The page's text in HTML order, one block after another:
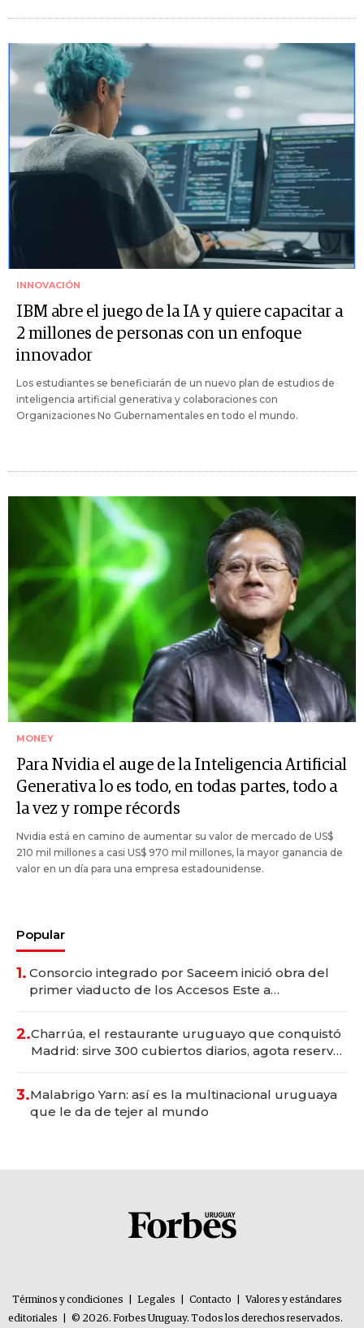
INNOVACIÓN
IBM abre el juego de la IA y quiere capacitar a
2 millones de personas con un enfoque
innovador
Los estudiantes se beneficiarán de un nuevo plan de estudios de
inteligencia artificial generativa y colaboraciones con
Organizaciones No Gubernamentales en todo el mundo.
MONEY
Para Nvidia el auge de la Inteligencia Artificial
Generativa lo es todo, en todas partes, todo a
la vez y rompe récords
Nvidia está en camino de aumentar su valor de mercado de US$
210 mil millones a casi US$ 970 mil millones, la mayor ganancia de
valor en un día para una empresa estadounidense.
Popular
1. Consorcio integrado por Saceem inició obra del
primer viaducto de los Accesos Este a
2.Charrúa, el restaurante uruguayo que conquistó
Madrid: sirve 300 cubiertos diarios, agota reservas
3.Malabrigo Yarn: así es la multinacional uruguaya
que le da de tejer al mundo
Términos y condiciones Legales Contacto
Valores y estándares
editoriales
© 2026. Forbes Uruguay. Todos los derechos reservados.